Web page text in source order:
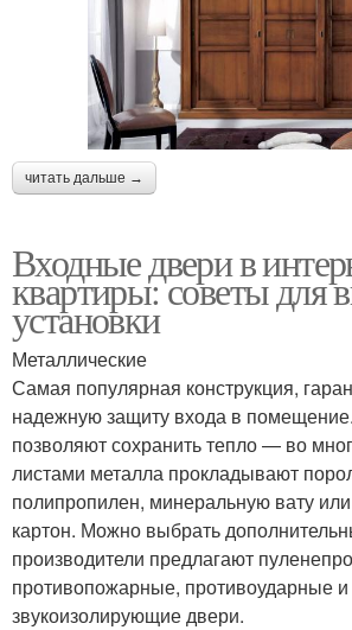
читать дальше →
Входные двери в
квартиры: советы для
установки
Металлические
Самая популярная конструкция,
надежную защиту входа в
позволяют сохранить тепло — во
листами металла прокладывают
полипропилен, минеральную вату
картон. Можно выбрать
производители предлагают
противопожарные, противоударные и
звукоизолирующие двери.